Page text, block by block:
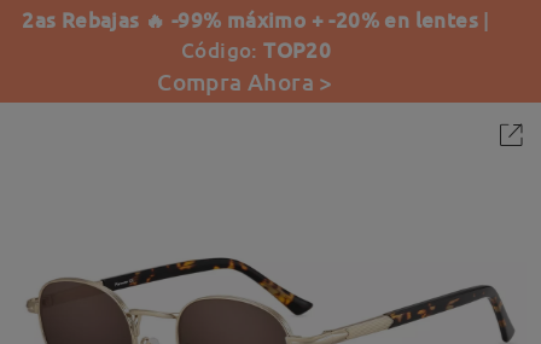
2as Rebajas 🔥 -99% máximo + -20% en lentes |
Código:TOP20
Compra Ahora >